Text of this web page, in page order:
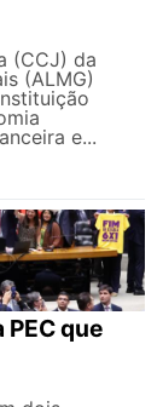
(CCJ) da
(ALMG)
e...
que